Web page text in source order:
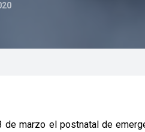
de marzo el postnatal de